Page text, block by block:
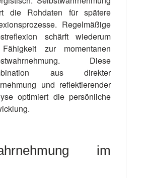
die Rohdaten für spätere
Regelmäßige
schärft wiederum
zur momentanen
Diese
aus direkter
und reflektierender
optimiert die persönliche
im